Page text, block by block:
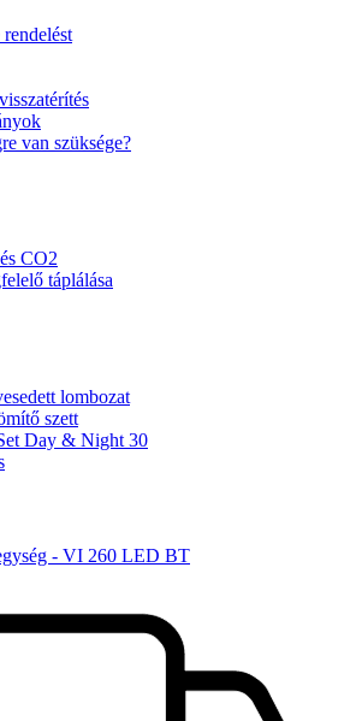
van szüksége?
CO2
táplálása
lombozat
szett
Day & Night 30
- VI 260 LED BT